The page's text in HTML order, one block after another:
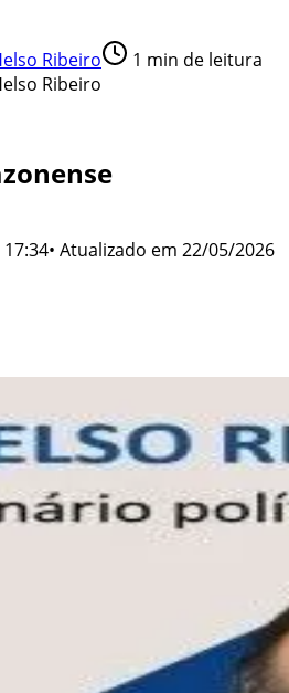
Ribeiro 1 min de leitura
Ribeiro
• Atualizado em 22/05/2026